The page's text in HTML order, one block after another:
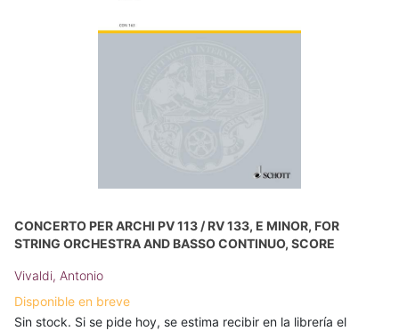
CONCERTO PER ARCHI PV 113 / RV 133, E MINOR, FOR
STRING ORCHESTRA AND BASSO CONTINUO, SCORE
Vivaldi, Antonio
Disponible en breve
Sin stock. Si se pide hoy, se estima recibir en la librería el